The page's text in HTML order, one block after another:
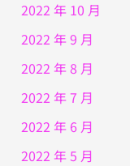
2022 年 10 月
2022 年 9 月
2022 年 8 月
2022 年 7 月
2022 年 6 月
2022 年 5 月